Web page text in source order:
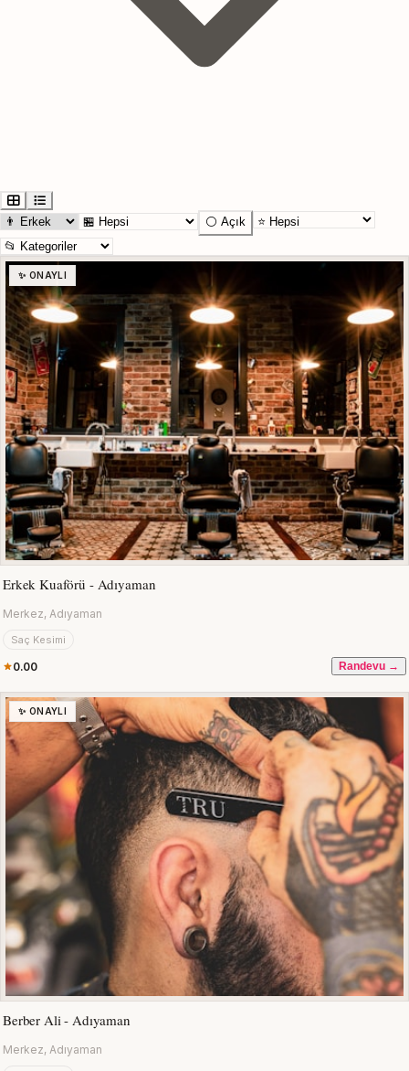
⚪ Açık
✨ ONAYLI
Erkek Kuaförü - Adıyaman
Merkez, Adıyaman
Saç Kesimi
0.00 Randevu →
✨ ONAYLI
Berber Ali - Adıyaman
Merkez, Adıyaman